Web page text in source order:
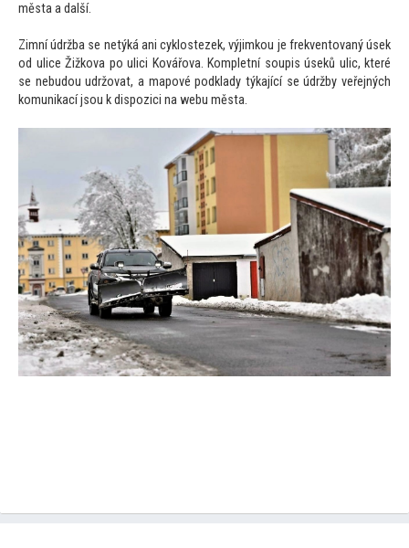
města a další.
Zimní údržba se netýká ani cyklostezek, výjimkou je frekventovaný úsek
od ulice Žižkova po ulici Kovářova. Kompletní soupis úseků ulic, které
se nebudou udržovat, a mapové podklady týkající se údržby veřejných
komunikací jsou k dispozici na webu města.